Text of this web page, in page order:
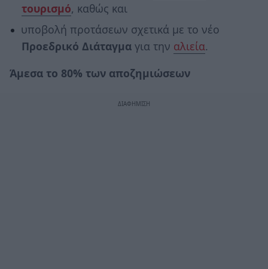
τουρισμό, καθώς και
υποβολή προτάσεων σχετικά με το νέο
Προεδρικό Διάταγμαγια την αλιεία.
Άμεσα το 80% των αποζημιώσεων